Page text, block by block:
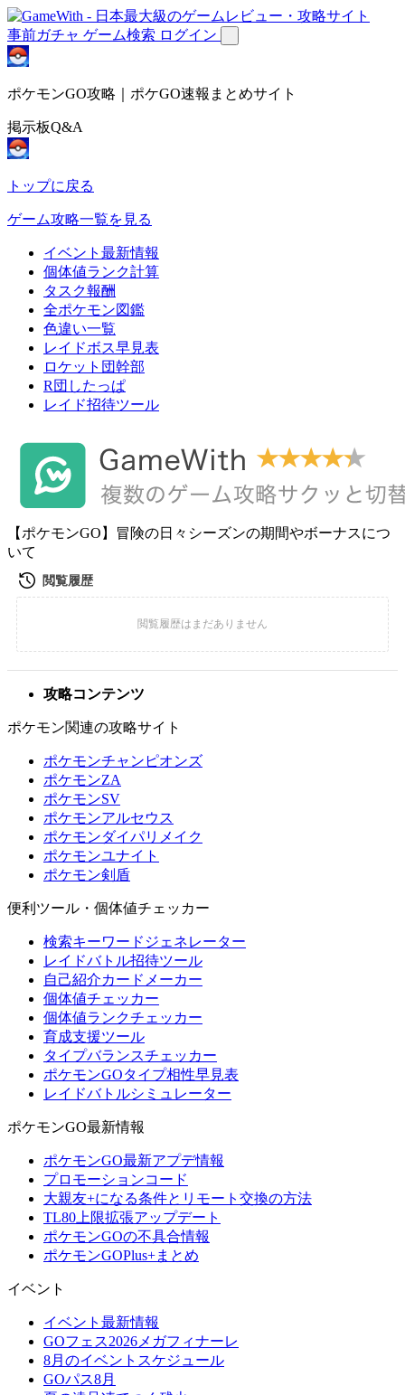
事前ガチャ ゲーム検索 ログイン
ポケモンGO攻略｜ポケGO速報まとめサイト
掲示板Q&A
トップに戻る
ゲーム攻略一覧を見る
イベント最新情報
個体値ランク計算
タスク報酬
全ポケモン図鑑
色違い一覧
レイドボス早見表
ロケット団幹部
R団したっぱ
レイド招待ツール
【ポケモンGO】冒険の日々シーズンの期間やボーナスにつ
いて
攻略コンテンツ
ポケモン関連の攻略サイト
ポケモンチャンピオンズ
ポケモンZA
ポケモンSV
ポケモンアルセウス
ポケモンダイパリメイク
ポケモンユナイト
ポケモン剣盾
便利ツール・個体値チェッカー
検索キーワードジェネレーター
レイドバトル招待ツール
自己紹介カードメーカー
個体値チェッカー
個体値ランクチェッカー
育成支援ツール
タイプバランスチェッカー
ポケモンGOタイプ相性早見表
レイドバトルシミュレーター
ポケモンGO最新情報
ポケモンGO最新アプデ情報
プロモーションコード
大親友+になる条件とリモート交換の方法
TL80上限拡張アップデート
ポケモンGOの不具合情報
ポケモンGOPlus+まとめ
イベント
イベント最新情報
GOフェス2026メガフィナーレ
8月のイベントスケジュール
GOパス8月